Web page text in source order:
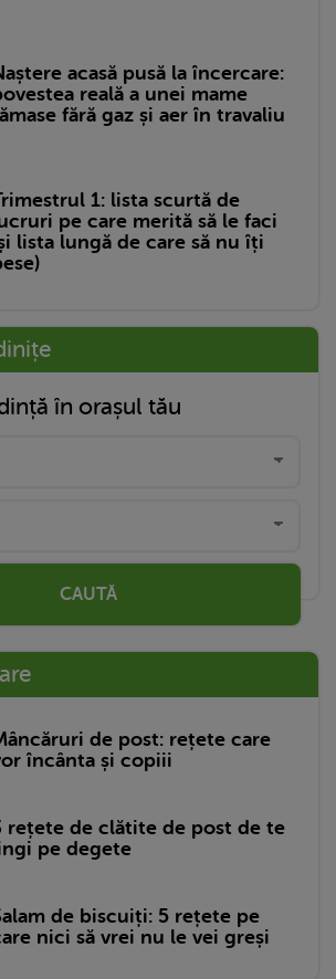
acasă pusă la încercare:
reală a unei mame
fără gaz și aer în travaliu
1: lista scurtă de
pe care merită să le faci
lista lungă de care să nu îți
în orașul tău
CAUTĂ
de post: rețete care
încânta și copiii
rețete de clătite de post de te
pe degete
de biscuiți: 5 rețete pe
nici să vrei nu le vei greși